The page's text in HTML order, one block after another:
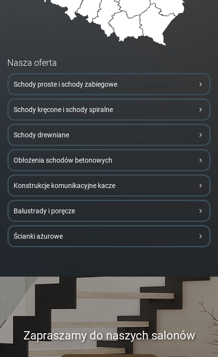
Nasza oferta
Schody proste i schody zabiegowe
Schody kręcone i schody spiralne
Schody drewniane
Obłożenia schodów betonowych
Konstrukcje komunikacyjne kacze
Balustrady i poręcze
Ścianki ażurowe
Zapraszamy do naszych salonów